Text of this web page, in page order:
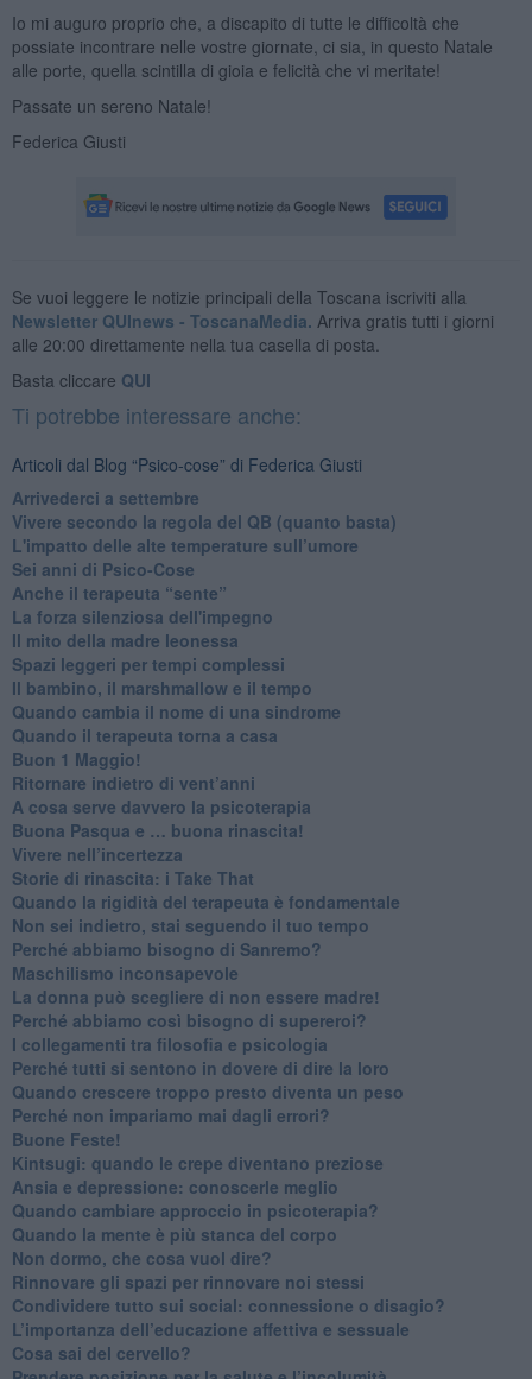
Io mi auguro proprio che, a discapito di tutte le difficoltà che
possiate incontrare nelle vostre giornate, ci sia, in questo Natale
alle porte, quella scintilla di gioia e felicità che vi meritate!
Passate un sereno Natale!
Federica Giusti
Se vuoi leggere le notizie principali della Toscana iscriviti alla
Newsletter QUInews - ToscanaMedia. Arriva gratis tutti i giorni
alle 20:00 direttamente nella tua casella di posta.
Basta cliccare QUI
Ti potrebbe interessare anche:
Articoli dal Blog “Psico-cose” di Federica Giusti
​Arrivederci a settembre
​Vivere secondo la regola del QB (quanto basta)
​L'impatto delle alte temperature sull’umore
Sei anni di Psico-Cose
​Anche il terapeuta “sente”
​La forza silenziosa dell'impegno
​Il mito della madre leonessa
Spazi leggeri per tempi complessi
Il bambino, il marshmallow e il tempo
​Quando cambia il nome di una sindrome
​Quando il terapeuta torna a casa
​Buon 1 Maggio!
Ritornare indietro di vent’anni
​A cosa serve davvero la psicoterapia
​Buona Pasqua e … buona rinascita!
​Vivere nell’incertezza
​Storie di rinascita: i Take That
​Quando la rigidità del terapeuta è fondamentale
​Non sei indietro, stai seguendo il tuo tempo
​Perché abbiamo bisogno di Sanremo?
​Maschilismo inconsapevole
​La donna può scegliere di non essere madre!
​Perché abbiamo così bisogno di supereroi?
​I collegamenti tra filosofia e psicologia
​Perché tutti si sentono in dovere di dire la loro
​Quando crescere troppo presto diventa un peso
​Perché non impariamo mai dagli errori?
​Buone Feste!
​Kintsugi: quando le crepe diventano preziose
Ansia e depressione: conoscerle meglio
Quando cambiare approccio in psicoterapia?
​Quando la mente è più stanca del corpo
Non dormo, che cosa vuol dire?
​Rinnovare gli spazi per rinnovare noi stessi
​Condividere tutto sui social: connessione o disagio?
​L’importanza dell’educazione affettiva e sessuale
​Cosa sai del cervello?